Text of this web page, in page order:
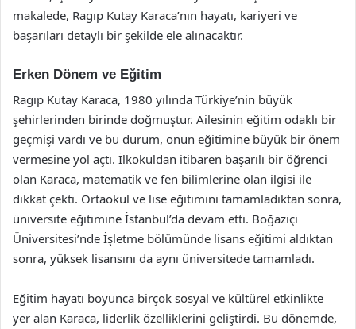
makalede, Ragıp Kutay Karaca’nın hayatı, kariyeri ve
başarıları detaylı bir şekilde ele alınacaktır.
Erken Dönem ve Eğitim
Ragıp Kutay Karaca, 1980 yılında Türkiye’nin büyük
şehirlerinden birinde doğmuştur. Ailesinin eğitim odaklı bir
geçmişi vardı ve bu durum, onun eğitimine büyük bir önem
vermesine yol açtı. İlkokuldan itibaren başarılı bir öğrenci
olan Karaca, matematik ve fen bilimlerine olan ilgisi ile
dikkat çekti. Ortaokul ve lise eğitimini tamamladıktan sonra,
üniversite eğitimine İstanbul’da devam etti. Boğaziçi
Üniversitesi’nde İşletme bölümünde lisans eğitimi aldıktan
sonra, yüksek lisansını da aynı üniversitede tamamladı.
Eğitim hayatı boyunca birçok sosyal ve kültürel etkinlikte
yer alan Karaca, liderlik özelliklerini geliştirdi. Bu dönemde,